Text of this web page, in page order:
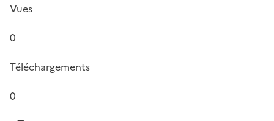
Vues
0
Téléchargements
0